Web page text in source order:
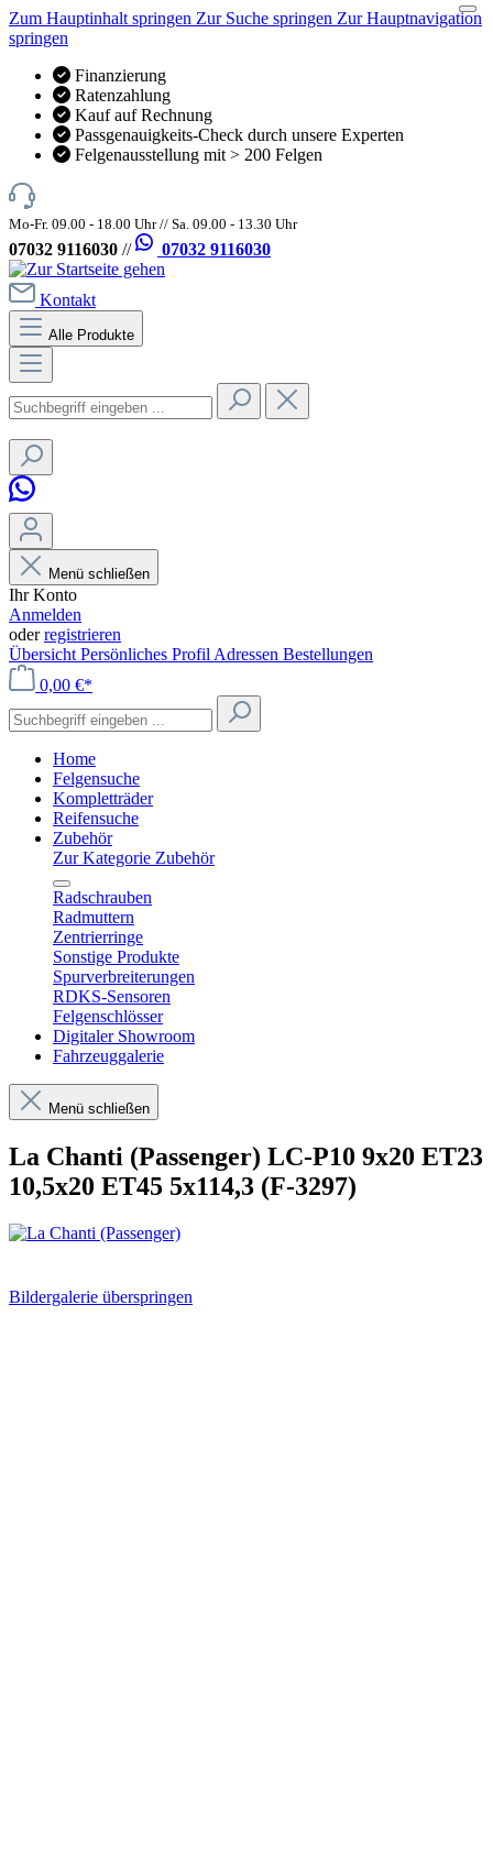
Zum Hauptinhalt springen Zur Suche springen Zur Hauptnavigation
springen
Finanzierung
Ratenzahlung
Kauf auf Rechnung
Passgenauigkeits-Check durch unsere Experten
Felgenausstellung mit > 200 Felgen
Mo-Fr. 09.00 - 18.00 Uhr // Sa. 09.00 - 13.30 Uhr
07032 9116030 // 07032 9116030
Kontakt
Alle Produkte
Menü schließen
Ihr Konto
Anmelden
oderregistrieren
Übersicht Persönliches Profil Adressen Bestellungen
0,00 €*
Home
Felgensuche
Kompletträder
Reifensuche
Zubehör
Zur Kategorie Zubehör
Radschrauben
Radmuttern
Zentrierringe
Sonstige Produkte
Spurverbreiterungen
RDKS-Sensoren
Felgenschlösser
Digitaler Showroom
Fahrzeuggalerie
Menü schließen
La Chanti (Passenger) LC-P10 9x20 ET23
10,5x20 ET45 5x114,3 (F-3297)
Bildergalerie überspringen